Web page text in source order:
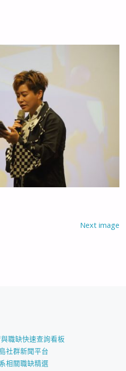
Next image
職缺快速查詢看板
社群新聞平台
相關職缺精選